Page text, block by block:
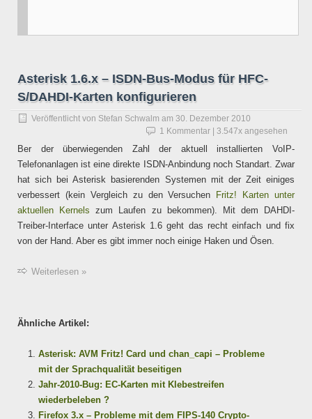
Asterisk 1.6.x – ISDN-Bus-Modus für HFC-
S/DAHDI-Karten konfigurieren
Veröffentlicht von Stefan Schwalm am 30. Dezember 2010
1 Kommentar | 3.547x angesehen
Ber der überwiegenden Zahl der aktuell installierten VoIP-
Telefonanlagen ist eine direkte ISDN-Anbindung noch Standart. Zwar
hat sich bei Asterisk basierenden Systemen mit der Zeit einiges
verbessert (kein Vergleich zu den Versuchen Fritz! Karten unter
aktuellen Kernels zum Laufen zu bekommen). Mit dem DAHDI-
Treiber-Interface unter Asterisk 1.6 geht das recht einfach und fix
von der Hand. Aber es gibt immer noch einige Haken und Ösen.
Weiterlesen »
Ähnliche Artikel:
Asterisk: AVM Fritz! Card und chan_capi – Probleme
mit der Sprachqualität beseitigen
Jahr-2010-Bug: EC-Karten mit Klebestreifen
wiederbeleben ?
Firefox 3.x – Probleme mit dem FIPS-140 Crypto-